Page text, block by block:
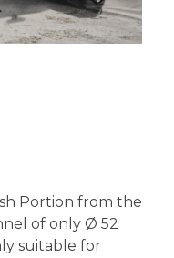
Portion from the
of only Ø 52
suitable for